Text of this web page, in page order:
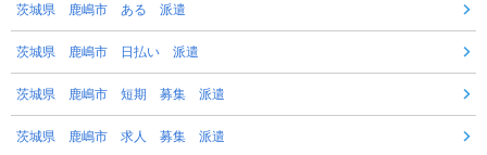
茨城県 鹿嶋市 ある 派遣
茨城県 鹿嶋市 日払い 派遣
茨城県 鹿嶋市 短期 募集 派遣
茨城県 鹿嶋市 求人 募集 派遣